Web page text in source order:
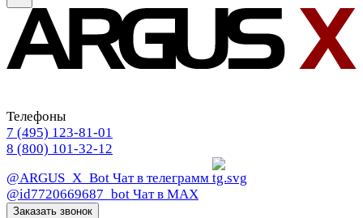
Телефоны
7 (495) 123-81-01
8 (800) 101-32-12
@ARGUS_X_Bot Чат в телеграмм
@id7720669687_bot Чат в МАХ
Заказать звонок